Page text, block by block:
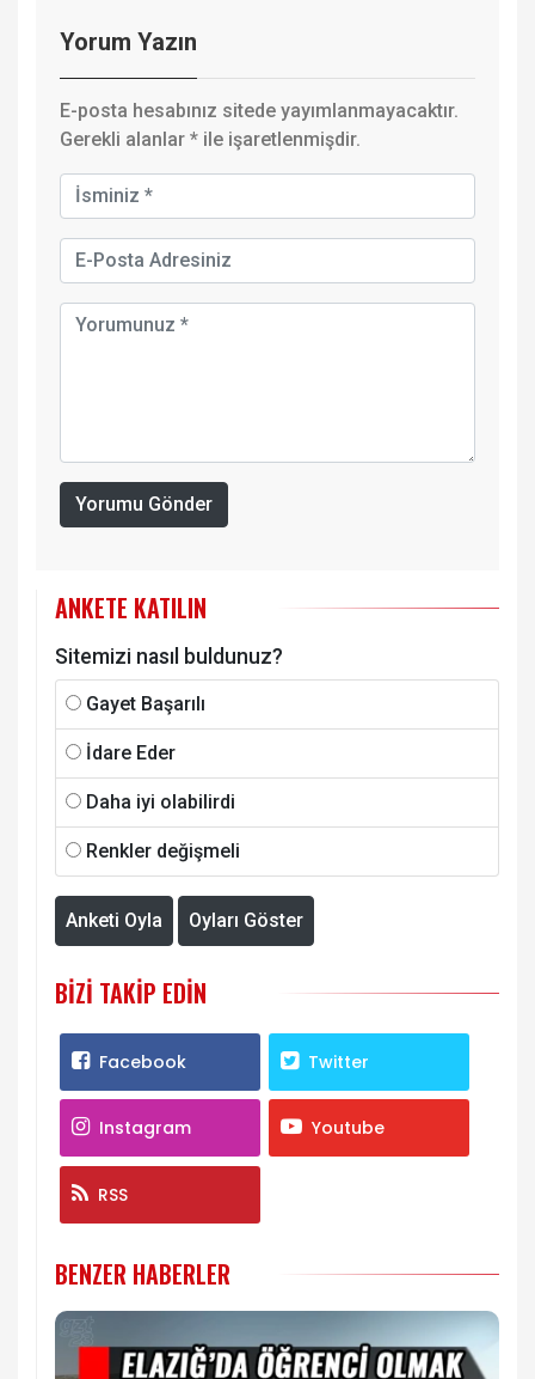
Yorum Yazın
E-posta hesabınız sitede yayımlanmayacaktır.
Gerekli alanlar * ile işaretlenmişdir.
Yorumu Gönder
ANKETE KATILIN
Sitemizi nasıl buldunuz?
Gayet Başarılı
İdare Eder
Daha iyi olabilirdi
Renkler değişmeli
Anketi Oyla Oyları Göster
BIZI TAKIP EDIN
Facebook Twitter
Instagram Youtube
RSS
BENZER HABERLER